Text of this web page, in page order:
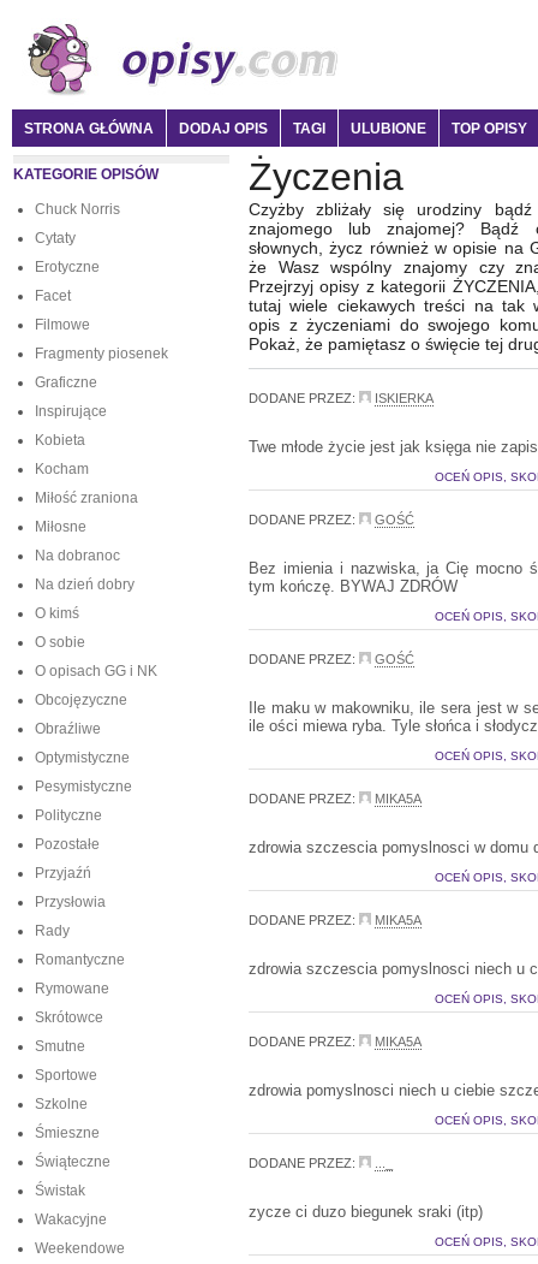
STRONA GŁÓWNA DODAJ OPIS TAGI ULUBIONE TOP OPISY
KATEGORIE OPISÓW
Chuck Norris
Cytaty
Erotyczne
Facet
Filmowe
Fragmenty piosenek
Graficzne
Inspirujące
Kobieta
Kocham
Miłość zraniona
Miłosne
Na dobranoc
Na dzień dobry
O kimś
O sobie
O opisach GG i NK
Obcojęzyczne
Obraźliwe
Optymistyczne
Pesymistyczne
Polityczne
Pozostałe
Przyjaźń
Przysłowia
Rady
Romantyczne
Rymowane
Skrótowce
Smutne
Sportowe
Szkolne
Śmieszne
Świąteczne
Świstak
Wakacyjne
Weekendowe
Życzenia
Czyżby zbliżały się urodziny
znajomego lub znajomej? Bądź
słownych, życz również w opisie na
że Wasz wspólny znajomy czy
Przejrzyj opisy z kategorii
tutaj wiele ciekawych treści na tak
opis z życzeniami do swojego
Pokaż, że pamiętasz o święcie tej
DODANE PRZEZ: ISKIERKA
Twe młode życie jest jak księga nie
OCEŃ OPIS,
DODANE PRZEZ: GOŚĆ
Bez imienia i nazwiska, ja Cię mocno
tym kończę. BYWAJ ZDRÓW
OCEŃ OPIS,
DODANE PRZEZ: GOŚĆ
Ile maku w makowniku, ile sera jest w
ile ości miewa ryba. Tyle słońca i
OCEŃ OPIS,
DODANE PRZEZ: MIKA5A
zdrowia szczescia pomyslnosci w domu
OCEŃ OPIS,
DODANE PRZEZ: MIKA5A
zdrowia szczescia pomyslnosci niech u
OCEŃ OPIS,
DODANE PRZEZ: MIKA5A
zdrowia pomyslnosci niech u ciebie
OCEŃ OPIS,
DODANE PRZEZ:
zycze ci duzo biegunek sraki (itp)
OCEŃ OPIS,